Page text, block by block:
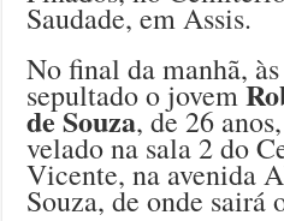
Saudade, em Assis.
No final da manhã,
sepultado o jovem
de Souza, de 26
velado na sala 2 do
Vicente, na avenida
Souza, de onde sairá